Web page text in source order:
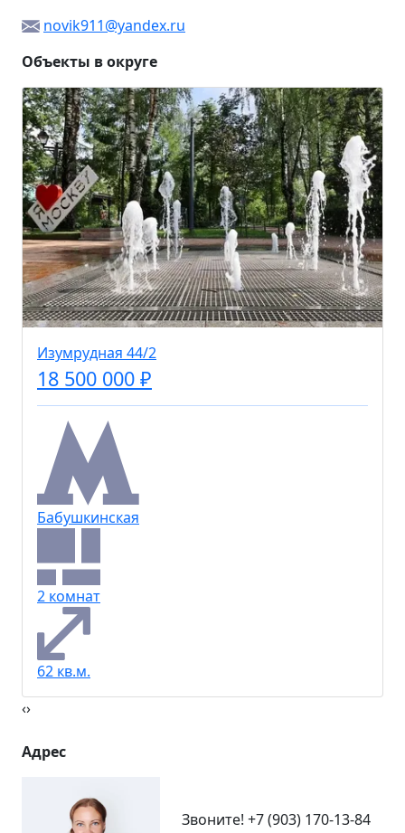
novik911@yandex.ru
Объекты в округе
Изумрудная 44/2
18 500 000 ₽
Бабушкинская
2 комнат
62 кв.м.
‹›
Адрес
Звоните! +7 (903) 170-13-84